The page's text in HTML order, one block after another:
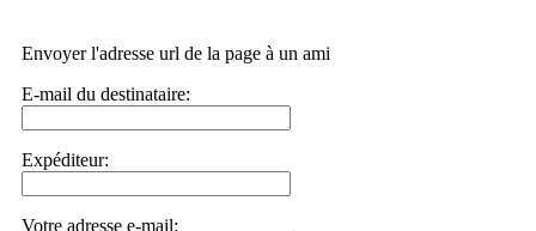
Envoyer l'adresse url de la page à un ami
E-mail du destinataire:
Expéditeur:
Votre adresse e-mail: